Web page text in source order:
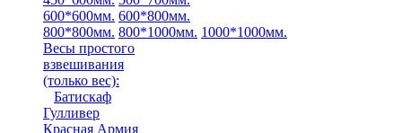
600*600мм. 600*800мм.
800*800мм. 800*1000мм. 1000*1000мм.
Весы простого
взвешивания
(только вес):
Батискаф
Гулливер
Красная Армия